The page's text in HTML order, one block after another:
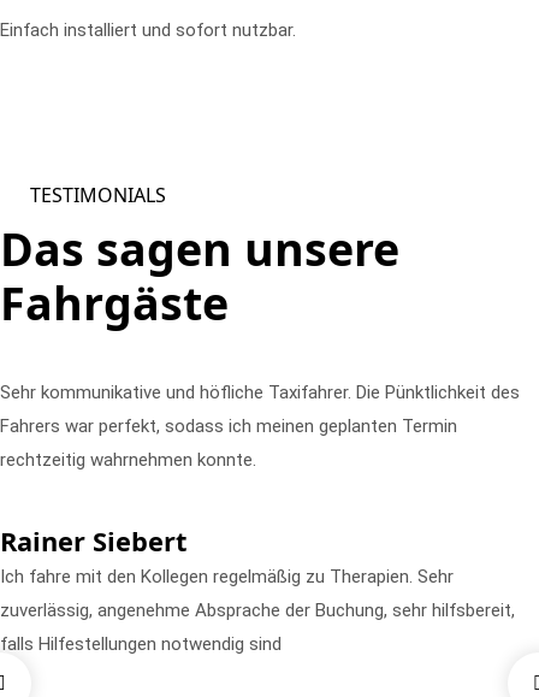
Einfach installiert und sofort nutzbar.
TESTIMONIALS
Das sagen unsere
Fahrgäste
Sehr kommunikative und höfliche Taxifahrer. Die Pünktlichkeit des
Fahrers war perfekt, sodass ich meinen geplanten Termin
rechtzeitig wahrnehmen konnte.
Rainer Siebert
Ich fahre mit den Kollegen regelmäßig zu Therapien. Sehr
zuverlässig, angenehme Absprache der Buchung, sehr hilfsbereit,
falls Hilfestellungen notwendig sind